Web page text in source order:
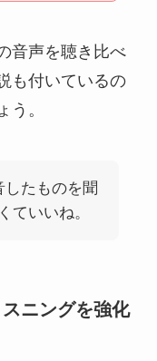
音声を聴き比べ
も付いているの
う。
したものを聞
ていいね。
ニングを強化